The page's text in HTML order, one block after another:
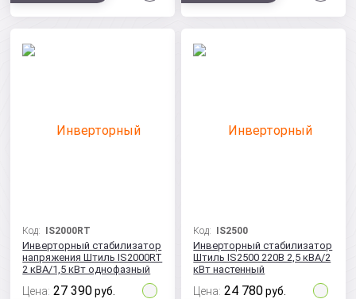
Код: IS2000RT
Инверторный стабилизатор
напряжения Штиль IS2000RT
2 кВА/1,5 кВт однофазный
Цена: 27 390 руб.
Код: IS2500
Инверторный стабилизатор
Штиль IS2500 220В 2,5 кВА/2
кВт настенный
Цена: 24 780 руб.